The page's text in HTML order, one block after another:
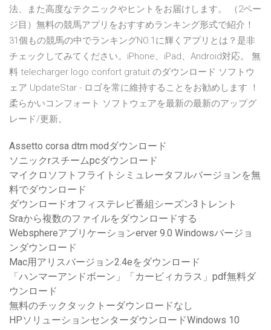
法、また高度なテクニックやヒントをお届けします。 （2ペー
ジ目）無料の競馬アプリをおすすめランキング形式で紹介！
31個もの競馬の中でランキングNO.1に輝くアプリとは？是非
チェックしてみてください。iPhone、iPad、Android対応。 無
料 telecharger logo confort gratuit のダウンロード ソフトウ
ェア UpdateStar - ロゴを常に維持することをお勧めします ！
柔らかいコンフォート ソフトウェアを最新の最新のアップグ
レード/更新。
Assetto corsa dtm modダウンロード
ソニックrスチームpcダウンロード
マイクロソフトフライトシミュレータフルバージョンを無
料でダウンロード
ダウンロードオフィステレビ番組シーズン3トレント
Sraから複数のファイルをダウンロードする
Websphereアプリケーションerver 9.0 Windowsバージョ
ンダウンロード
Mac用アリスバージョン2.4eをダウンロード
「ハンマーアンドボーン」「カービィカラス」pdf無料ダ
ウンロード
無料のチックタックトーダウンロードなし
HPソリューションセンターダウンロードWindows 10